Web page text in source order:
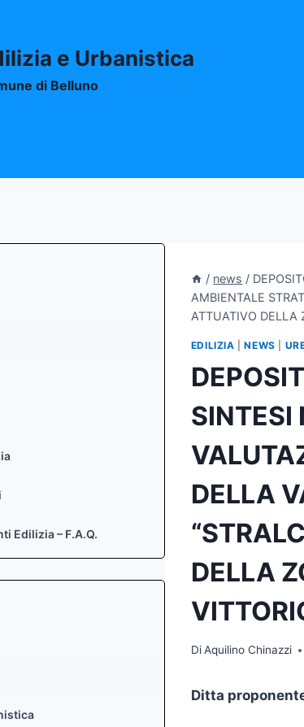
e Urbanistica
di Belluno
/ news /
AMBIENTALE
ATTUATIVO DELLA
EDILIZIA |NEWS
SINTESI
DELLA
DELLA
DiAquilino Chinazzi
Ditta
Edilizia – F.A.Q.